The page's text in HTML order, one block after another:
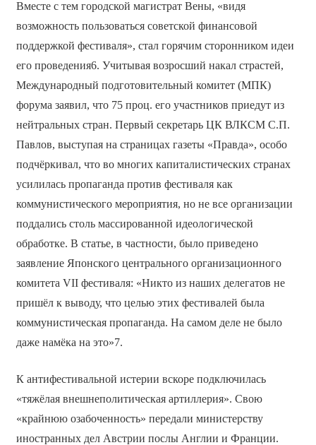
Вместе с тем городской магистрат Вены, «видя
возможность пользоваться советской финансовой
поддержкой фестиваля», стал горячим сторонником идеи
его проведения6. Учитывая возросший накал страстей,
Международный подготовительный комитет (МПК)
форума заявил, что 75 проц. его участников приедут из
нейтральных стран. Первый секретарь ЦК ВЛКСМ С.П.
Павлов, выступая на страницах газеты «Правда», особо
подчёркивал, что во многих капиталистических странах
усилилась пропаганда против фестиваля как
коммунистического мероприятия, но не все организации
поддались столь массированной идеологической
обработке. В статье, в частности, было приведено
заявление Японского центрального организационного
комитета VII фестиваля: «Никто из наших делегатов не
пришёл к выводу, что целью этих фестивалей была
коммунистическая пропаганда. На самом деле не было
даже намёка на это»7.
К антифестивальной истерии вскоре подключилась
«тяжёлая внешнеполитическая артиллерия». Свою
«крайнюю озабоченность» передали министерству
иностранных дел Австрии послы Англии и Франции.